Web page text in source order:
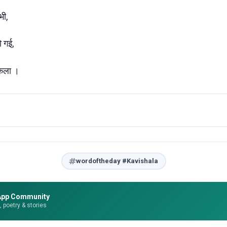
गई,
।
wordoftheday #Kavishala
Community
poetry & stories